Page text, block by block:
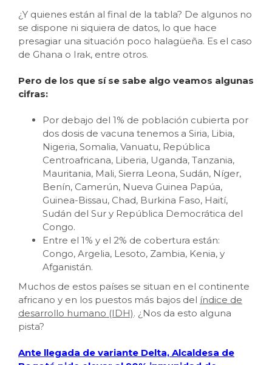
¿Y quienes están al final de la tabla? De algunos no
se dispone ni siquiera de datos, lo que hace
presagiar una situación poco halagüeña. Es el caso
de Ghana o Irak, entre otros.
Pero de los que sí se sabe algo veamos algunas
cifras:
Por debajo del 1% de población cubierta por
dos dosis de vacuna tenemos a Siria, Libia,
Nigeria, Somalia, Vanuatu, República
Centroafricana, Liberia, Uganda, Tanzania,
Mauritania, Mali, Sierra Leona, Sudán, Níger,
Benín, Camerún, Nueva Guinea Papúa,
Guinea-Bissau, Chad, Burkina Faso, Haití,
Sudán del Sur y República Democrática del
Congo.
Entre el 1% y el 2% de cobertura están:
Congo, Argelia, Lesoto, Zambia, Kenia, y
Afganistán.
Muchos de estos países se situan en el continente
africano y en los puestos más bajos del índice de
desarrollo humano (IDH). ¿Nos da esto alguna
pista?
Ante llegada de variante Delta, Alcaldesa de